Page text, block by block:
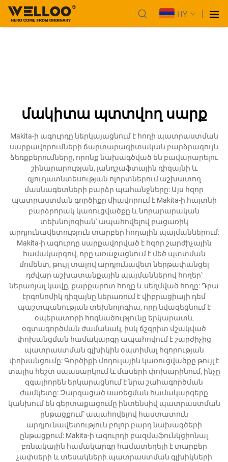
HY
մակիտա պտտվող սարք
Makita-ի ագուրդը ներկայացնում է հողի պատրաստման
սարքավորումների ճարտարագիտական բարձրագույն
ձեռքբերումները, որոնք նախագծված են բավարարելու
շինարարության, լանդշաֆտային դիզայնի և
գյուղատնտեսության ոլորտներում աշխատող
մասնագետների բարձր պահանջները: Այս հզոր
պատրաստման գործիքը միավորում է Makita-ի հայտնի
բարձրորակ կառուցվածքը և նորարարական
տեխնոլոգիան՝ ապահովելով բացառիկ
արդյունավետություն տարբեր հողային պայմաններում:
Makita-ի ագուրդը սարքավորված է հզոր շարժիչային
համակարգով, որը առաջացնում է մեծ պտտման
մոմենտ, թույլ տալով արդյունավետ ներթափանցել
դժվար աշխատանքային պայմաններով հողեր՝
ներառյալ կավը, քարքարոտ հողը և սեղմված հողը: Դրա
էրգոնոմիկ դիզայնը ներառում է վիբրացիայի դեմ
պաշտպանության տեխնոլոգիա, որը նվազեցնում է
օպերատորի հոգնածությունը երկարատև
օգտագործման ժամանակ, իսկ ճշգրիտ մշակված
փոխանցման համակարգը ապահովում է շարժիչից
պատրաստման գլխիկին օպտիմալ հզորության
փոխանցումը: Գործիքի մոդուլային կառուցվածքը թույլ է
տալիս հեշտ սպասարկում և մասերի փոխարինում, ինչը
զգալիորեն երկարացնում է նրա շահագործման
ժամկետը: Զարգացած սառեցման համակարգերը
կանխում են գերտաքացումը ինտենսիվ պատրաստման
ընթացքում՝ ապահովելով հաստատուն
արդյունավետություն բոլոր բարդ նախագծերի
ընթացքում: Makita-ի ագուրդի բազմաֆունկցիոնալ
բռնակային համակարգը համատեղելի է տարբեր
չափսերի և տեսակների պատրաստման գլխիկների